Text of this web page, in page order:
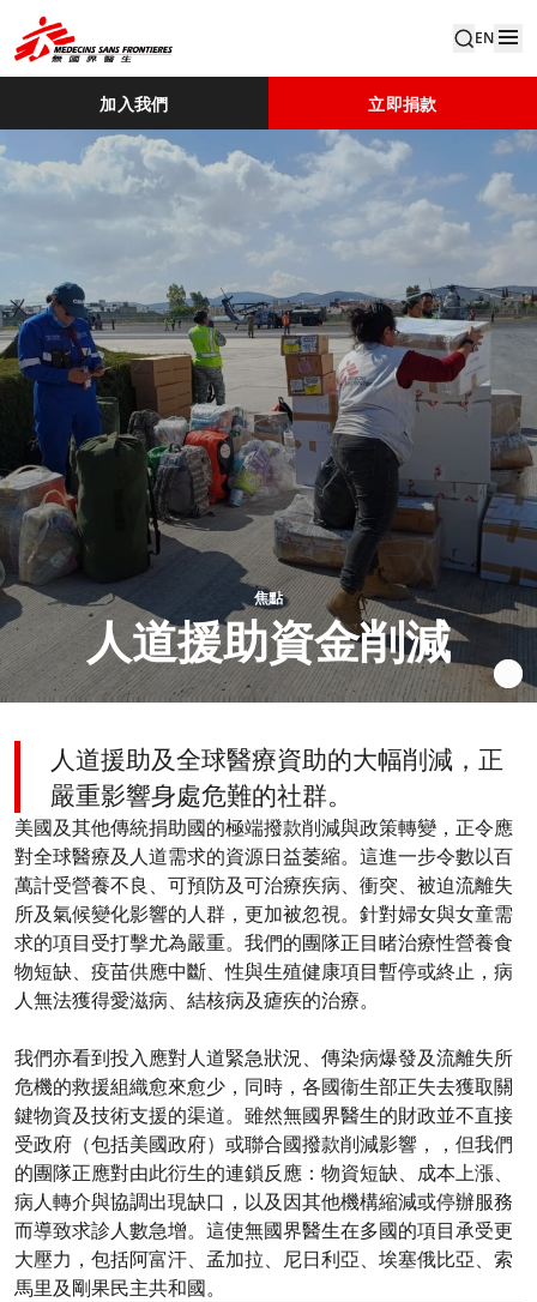
EN
加入我們 立即捐款
焦點
人道援助資金削減
人道援助及全球醫療資助的大幅削減，正
嚴重影響身處危難的社群。
美國及其他傳統捐助國的極端撥款削減與政策轉變，正令應
對全球醫療及人道需求的資源日益萎縮。這進一步令數以百
萬計受營養不良、可預防及可治療疾病、衝突、被迫流離失
所及氣候變化影響的人群，更加被忽視。針對婦女與女童需
求的項目受打擊尤為嚴重。我們的團隊正目睹治療性營養食
物短缺、疫苗供應中斷、性與生殖健康項目暫停或終止，病
人無法獲得愛滋病、結核病及瘧疾的治療。
我們亦看到投入應對人道緊急狀況、傳染病爆發及流離失所
危機的救援組織愈來愈少，同時，各國衞生部正失去獲取關
鍵物資及技術支援的渠道。雖然無國界醫生的財政並不直接
受政府（包括美國政府）或聯合國撥款削減影響，，但我們
的團隊正應對由此衍生的連鎖反應：物資短缺、成本上漲、
病人轉介與協調出現缺口，以及因其他機構縮減或停辦服務
而導致求診人數急增。這使無國界醫生在多國的項目承受更
大壓力，包括阿富汗、孟加拉、尼日利亞、埃塞俄比亞、索
馬里及剛果民主共和國。